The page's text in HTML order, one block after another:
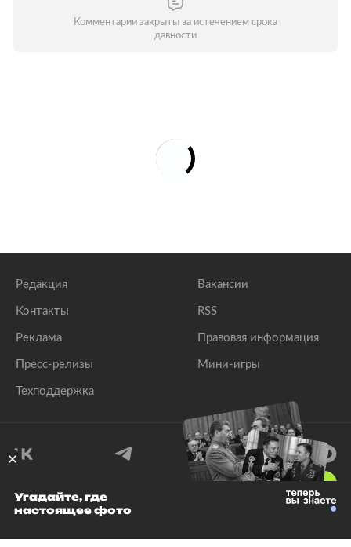
Комментарии закрыты за истечением срока
давности
Редакция
Контакты
Реклама
Пресс-релизы
Техподдержка
Вакансии
RSS
Правовая информация
Мини-игры
© 1999–2026 Все права защищены.
Угадайте, где
настоящее фото